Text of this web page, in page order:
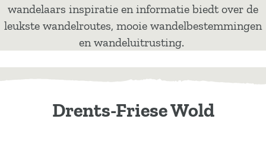
wandelaars inspiratie en informatie biedt over de
leukste wandelroutes, mooie wandelbestemmingen
en wandeluitrusting.
Drents-Friese Wold